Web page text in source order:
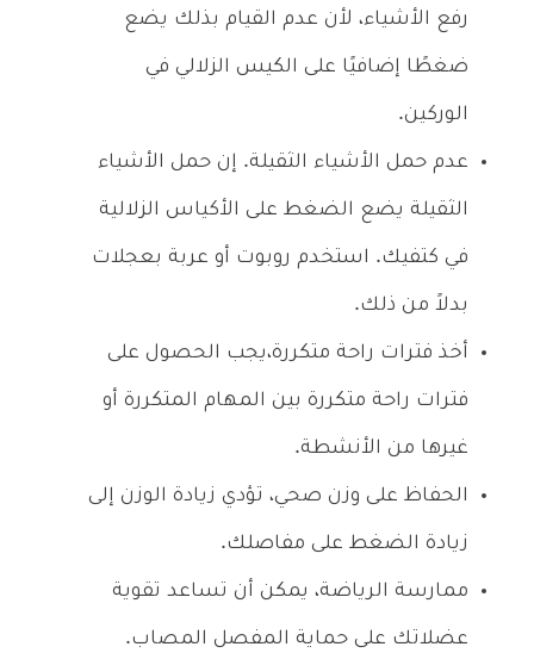
رفع الأشياء، لأن عدم القيام بذلك يضع
ضغطًا إضافيًا على الكيس الزلالي في
الوركين.
عدم حمل الأشياء الثقيلة. إن حمل الأشياء
الثقيلة يضع الضغط على الأكياس الزلالية
في كتفيك. استخدم روبوت أو عربة بعجلات
بدلاً من ذلك.
أخذ فترات راحة متكررة،يجب الحصول على
فترات راحة متكررة بين المهام المتكررة أو
غيرها من الأنشطة.
الحفاظ على وزن صحي، تؤدي زيادة الوزن إلى
زيادة الضغط على مفاصلك.
ممارسة الرياضة، يمكن أن تساعد تقوية
عضلاتك على حماية المفصل المصاب.